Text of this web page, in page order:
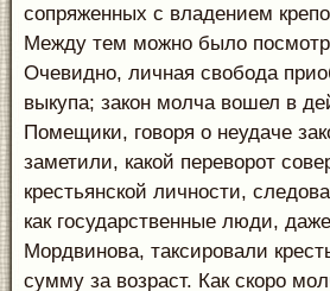
сопряженных с владением
Между тем можно было
Очевидно, личная свобода
выкупа; закон молча вошел в
Помещики, говоря о неудаче
заметили, какой переворот
крестьянской личности,
как государственные люди,
Мордвинова, таксировали
сумму за возраст. Как скоро